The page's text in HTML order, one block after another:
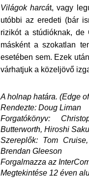
Világok harcát, vagy
utóbbi az eredeti (bár
rizikót a stúdióknak, de
másként a szokatlan
esetében sem. Ezek
várhatjuk a közeljövő
A holnap határa. (Edge
Rendezte: Doug Liman
Forgatókönyv:
Butterworth, Hiroshi
Szereplők: Tom
Brendan Gleeson
Forgalmazza az
Megtekintése 12 éven